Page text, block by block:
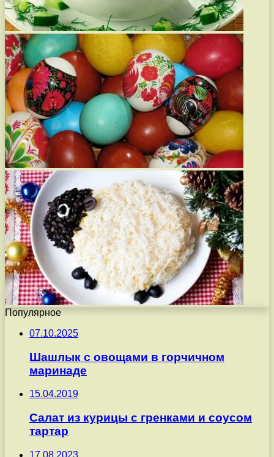
Популярное
07.10.2025
Шашлык с овощами в горчичном
маринаде
15.04.2019
Салат из курицы с гренками и соусом
тартар
17.08.2023